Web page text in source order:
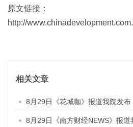
原文链接：
http://
相关文章